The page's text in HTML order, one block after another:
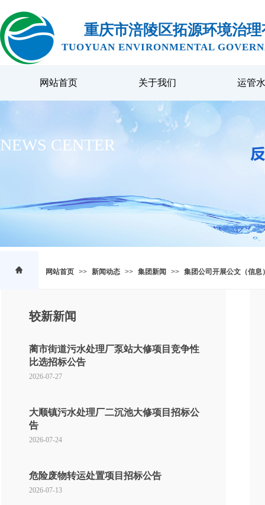
重庆市涪陵区拓源环境治
TUOYUAN ENVIRONMENTAL
网站首页 关于我们 运管
NEWS CENTER
网站首页 >> 新闻动态 >> 集团新闻 >> 集团公司开展公文（信息
蔺市街道污水处理厂泵站大修项目竞争性
比选招标公告
2026-07-27
大顺镇污水处理厂二沉池大修项目招标公
告
2026-07-24
危险废物转运处置项目招标公告
2026-07-13
较新新闻